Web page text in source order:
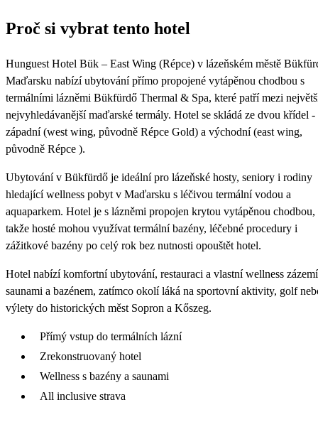
25
6 300
26 27 28
Proč si vybrat tento hotel
Hunguest Hotel Bük – East Wing (Répce) v lázeňském městě
Maďarsku nabízí ubytování přímo propojené vytápěnou chodbou s
termálními lázněmi Bükfürdő Thermal & Spa, které patří mezi
nejvyhledávanější maďarské termály. Hotel se skládá ze dvou křídel -
západní (west wing, původně Répce Gold) a východní (east wing,
původně Répce ).
Ubytování v Bükfürdő je ideální pro lázeňské hosty, seniory i rodiny
hledající wellness pobyt v Maďarsku s léčivou termální vodou a
aquaparkem. Hotel je s lázněmi propojen krytou vytápěnou chodbou,
takže hosté mohou využívat termální bazény, léčebné procedury i
zážitkové bazény po celý rok bez nutnosti opouštět hotel.
Hotel nabízí komfortní ubytování, restauraci a vlastní wellness
saunami a bazénem, zatímco okolí láká na sportovní aktivity, golf
výlety do historických měst Sopron a Kőszeg.
Přímý vstup do termálních lázní
Zrekonstruovaný hotel
Wellness s bazény a saunami
All inclusive strava